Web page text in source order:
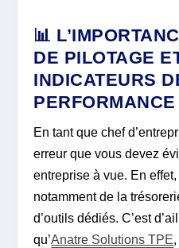
📊
DE PILOTAGE
INDICATEURS
PERFORMANCE
En tant que chef
erreur que vous devez
entreprise à vue. En
notamment de la
d’outils dédiés. C’est
qu’Anatre Solutions TPE